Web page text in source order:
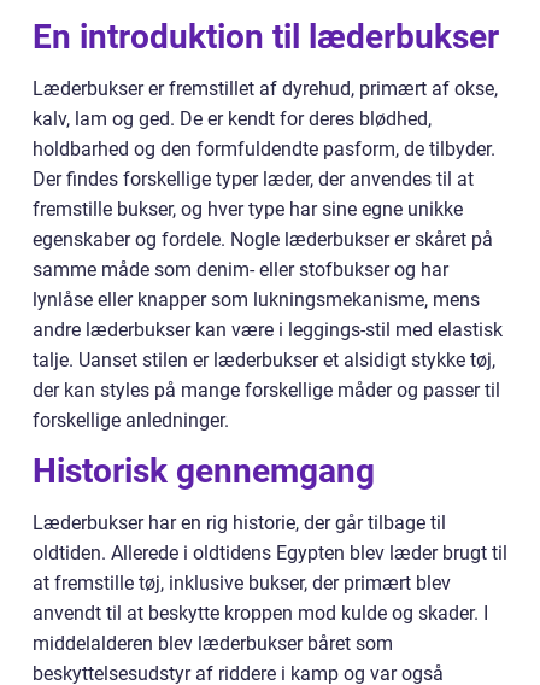
En introduktion til læderbukser
Læderbukser er fremstillet af dyrehud, primært af okse,
kalv, lam og ged. De er kendt for deres blødhed,
holdbarhed og den formfuldendte pasform, de tilbyder.
Der findes forskellige typer læder, der anvendes til at
fremstille bukser, og hver type har sine egne unikke
egenskaber og fordele. Nogle læderbukser er skåret på
samme måde som denim- eller stofbukser og har
lynlåse eller knapper som lukningsmekanisme, mens
andre læderbukser kan være i leggings-stil med elastisk
talje. Uanset stilen er læderbukser et alsidigt stykke tøj,
der kan styles på mange forskellige måder og passer til
forskellige anledninger.
Historisk gennemgang
Læderbukser har en rig historie, der går tilbage til
oldtiden. Allerede i oldtidens Egypten blev læder brugt til
at fremstille tøj, inklusive bukser, der primært blev
anvendt til at beskytte kroppen mod kulde og skader. I
middelalderen blev læderbukser båret som
beskyttelsesudstyr af riddere i kamp og var også